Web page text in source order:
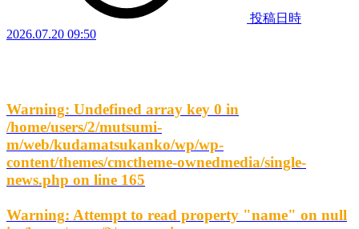
投稿日時
2026.07.20 09:50
Warning: Undefined array key 0 in
/home/users/2/mutsumi-
m/web/kudamatsukanko/wp/wp-
content/themes/cmctheme-ownedmedia/single-
news.php on line 165
Warning: Attempt to read property "name" on null